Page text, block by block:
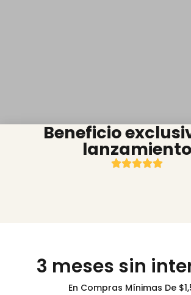
Beneficio
lanzamiento
3 meses sin
En Compras Mínimas De